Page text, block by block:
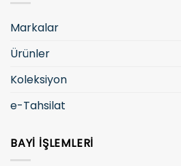
Markalar
Ürünler
Koleksiyon
e-Tahsilat
BAYI İŞLEMLERI